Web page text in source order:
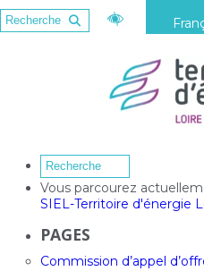
Vous parcourez
SIEL-Territoire d'énergie
PAGES
Commission d’appel